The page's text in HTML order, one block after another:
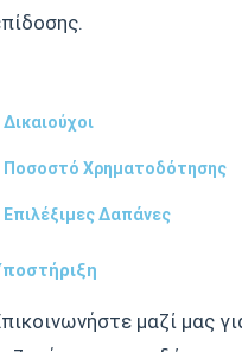
Δικαιούχοι
Ποσοστό Χρηματοδότησης
Επιλέξιμες Δαπάνες
μαζί μας